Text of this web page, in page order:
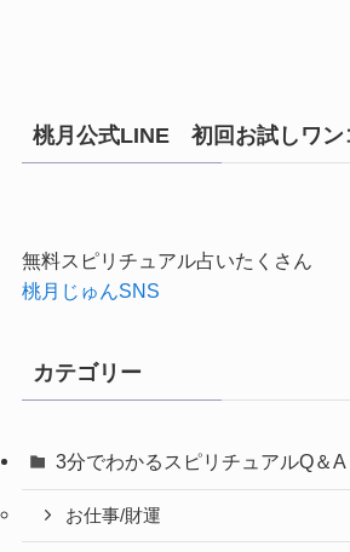
桃月公式LINE 初回お試しワン
無料スピリチュアル占いたくさん
桃月じゅんSNS
カテゴリー
3分でわかるスピリチュアルQ＆A
お仕事/財運